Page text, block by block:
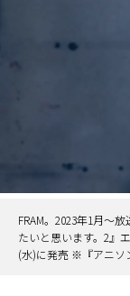
FRAM。2023年1月～
たいと思います。2』
(水)に発売 ※『アニソ